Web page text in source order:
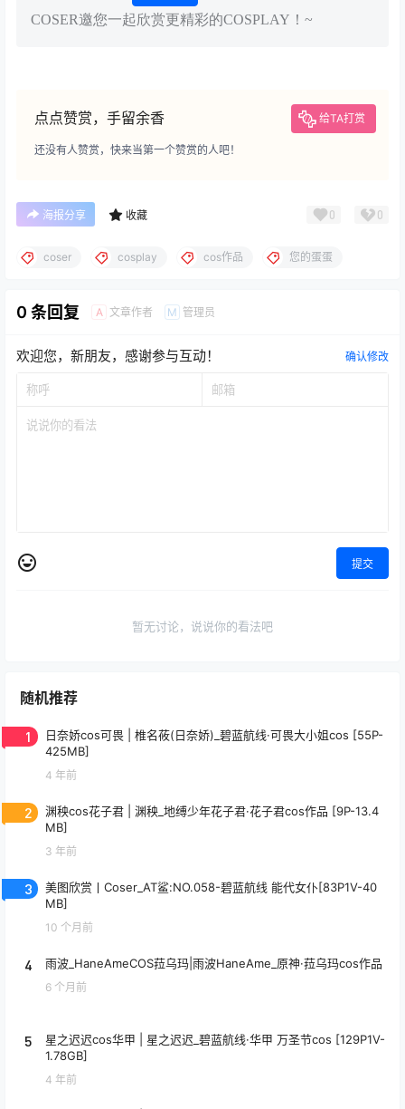
COSER邀您一起欣赏更精彩的COSPLAY！~
点点赞赏，手留余香 给TA打赏
还没有人赞赏，快来当第一个赞赏的人吧！
海报分享 收藏 0 0
coser cosplay cos作品 您的蛋蛋
0 条回复 A 文章作者 M 管理员
欢迎您，新朋友，感谢参与互动！ 确认修改
提交
暂无讨论，说说你的看法吧
随机推荐
1
日奈娇cos可畏 | 椎名莜(日奈娇)_碧蓝航线·可畏大小姐cos [55P-
425MB]
4 年前
2
渊秧cos花子君 | 渊秧_地缚少年花子君·花子君cos作品 [9P-13.4
MB]
3 年前
3
美图欣赏丨Coser_AT鲨:NO.058-碧蓝航线 能代女仆[83P1V-40
MB]
10 个月前
4 雨波_HaneAmeCOS菈乌玛|雨波HaneAme_原神·菈乌玛cos作品
6 个月前
5
星之迟迟cos华甲 | 星之迟迟_碧蓝航线·华甲 万圣节cos [129P1V-
1.78GB]
4 年前